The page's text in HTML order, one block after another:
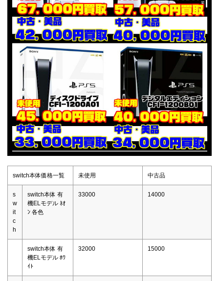
switch本体価格一覧 未使用 中古品
s
w
it
c
h
switch本体 有
機ELモデル ﾈｵ
ﾝ 各色
33000 14000
switch本体 有
機ELモデル ﾎﾜ
ｲﾄ
32000 15000